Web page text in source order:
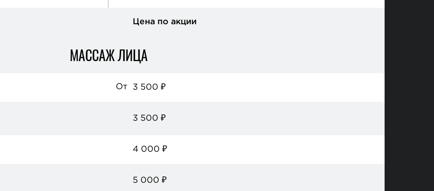
Цена по акции
МАССАЖ ЛИЦА
От 3 500 ₽
3 500 ₽
4 000 ₽
5 000 ₽